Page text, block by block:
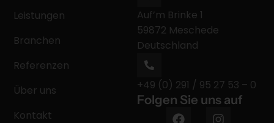
Leistungen
Branchen
Referenzen
Über uns
Kontakt
Auf’m Brinke 1
59872 Meschede
Deutschland
+49 (0) 291 / 95 27 53 – 0
Folgen Sie uns auf